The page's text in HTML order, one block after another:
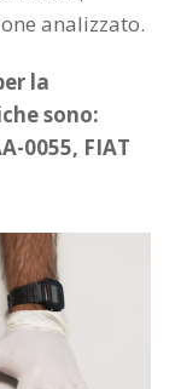
analizzato.
la
sono:
0055, FIAT